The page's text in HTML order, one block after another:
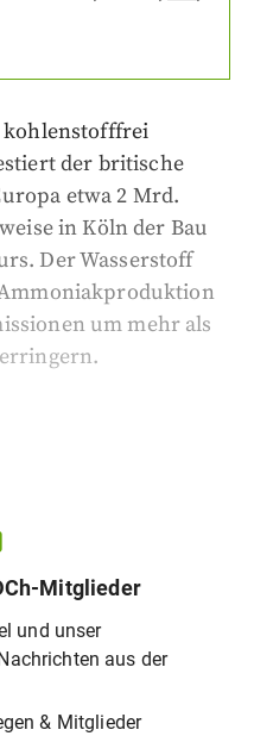
der britische
etwa 2 Mrd.
in Köln der Bau
Der Wasserstoff
um mehr als
Mitglieder
und unser
aus der
& Mitglieder